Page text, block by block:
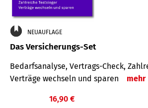
NEUAUFLAGE
Das Versicherungs-Set
Bedarfsanalyse, Vertrags-Check,
Verträge wechseln und sparen
mehr
16,90 €